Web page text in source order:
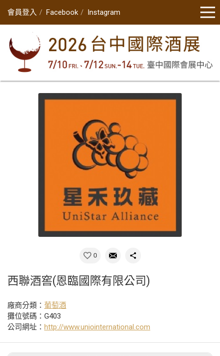
會員登入 Facebook Instagram
0
西聯酒窖(恩臨國際有限公司)
廠商分類： 葡萄酒
攤位號碼：G403
公司網址： http://www.uniointernational.com